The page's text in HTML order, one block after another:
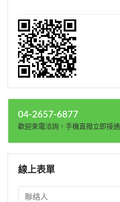
04-2657-6877
歡迎來電洽詢，手機直撥立即接通
線上表單